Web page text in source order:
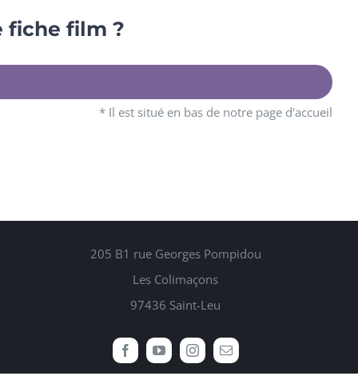
fiche film ?
* Il est situé en bas de notre page d'accueil
205 B1 rue Georges Pompidou
Les Colimaçons
97436 Saint-Leu